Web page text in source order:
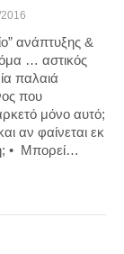
ανάπτυξης &
… αστικός
παλαιά
που
μόνο αυτό;
αν φαίνεται εκ
• Μπορεί…